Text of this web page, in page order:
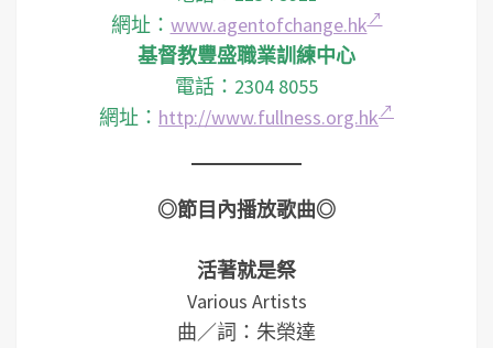
網址： www.agentofchange.hk
基督教豐盛職業訓練中心
電話：2304 8055
網址： http://www.fullness.org.hk
◎節目內播放歌曲◎
活著就是祭
Various Artists
曲／詞：朱榮達